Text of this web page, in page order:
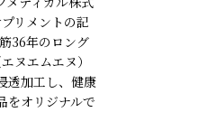
リメントの記
36年のロング
ヌエムエヌ）
透加工し、健康
をオリジナルで